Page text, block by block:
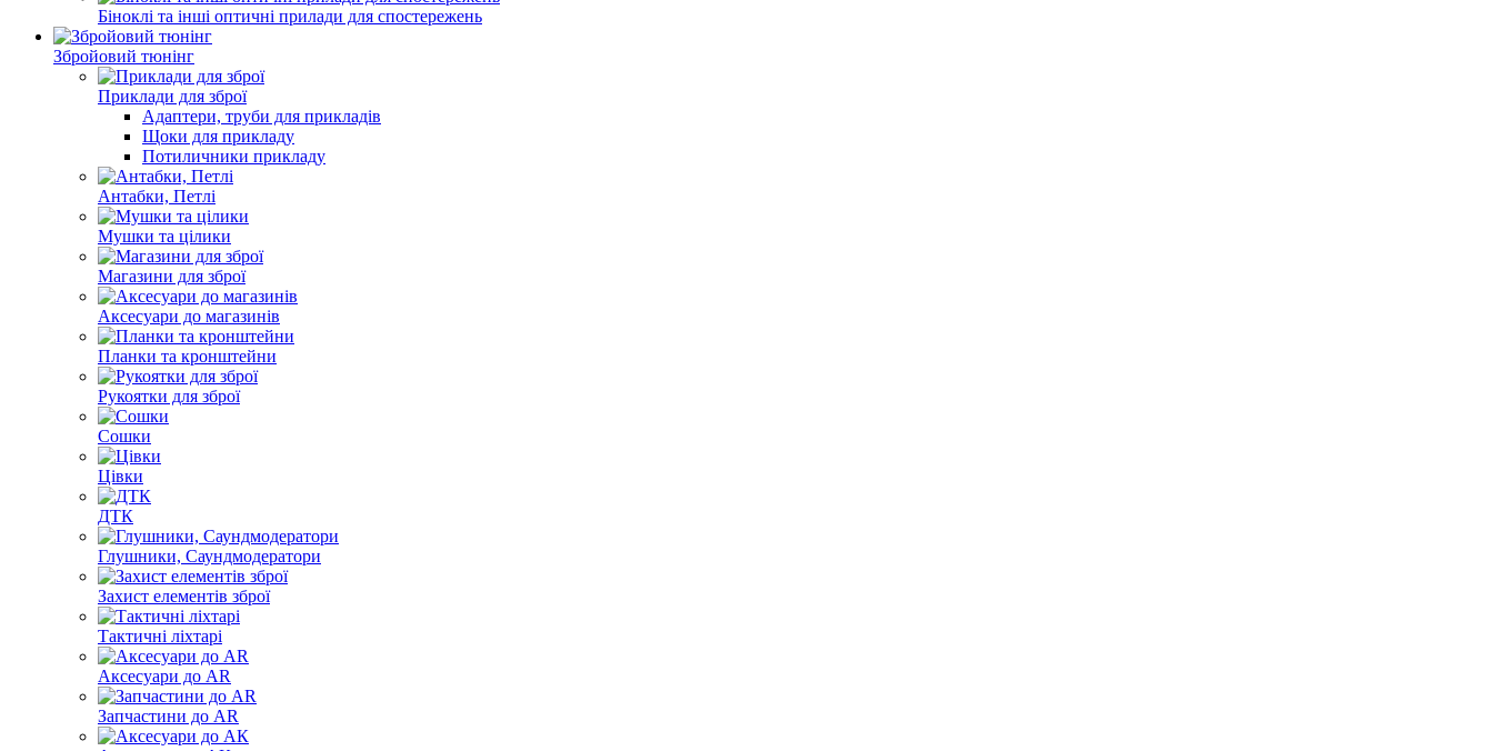
Біноклі та інші оптичні прилади для спостережень
Збройовий тюнінг
Приклади для зброї
Адаптери, труби для прикладів
Щоки для прикладу
Потиличники прикладу
Антабки, Петлі
Мушки та цілики
Магазини для зброї
Аксесуари до магазинів
Планки та кронштейни
Рукоятки для зброї
Сошки
Цівки
ДТК
Глушники, Саундмодератори
Захист елементів зброї
Тактичні ліхтарі
Аксесуари до AR
Запчастини до AR